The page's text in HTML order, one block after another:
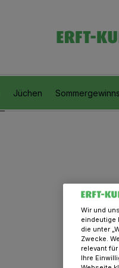
Jüchen
Wir und
eindeutige
die unter
Zwecke.
relevant
Ihre